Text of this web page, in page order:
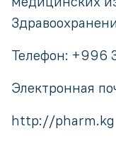
Телефон: +996
Электронная
http://pharm.kg